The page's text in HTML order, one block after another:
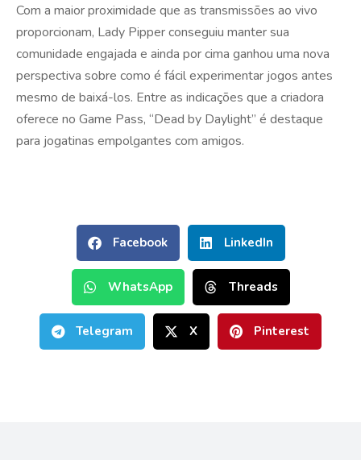
Com a maior proximidade que as transmissões ao vivo
proporcionam, Lady Pipper conseguiu manter sua
comunidade engajada e ainda por cima ganhou uma nova
perspectiva sobre como é fácil experimentar jogos antes
mesmo de baixá-los. Entre as indicações que a criadora
oferece no Game Pass, “Dead by Daylight” é destaque
para jogatinas empolgantes com amigos.
Facebook LinkedIn
WhatsApp Threads
Telegram X Pinterest